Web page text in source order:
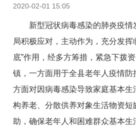
2020-02-01 15:05
新型冠状病毒感染的肺炎疫情
局积极应对，主动作为，充分发挥
底”作用，经多方筹措，紧急下拨
镇，一方面用于全县老年人疫情防
方面对因病毒感染导致家庭基本
构养老、分散供养对象生活物资短
助，确保老年人和困难群众基本